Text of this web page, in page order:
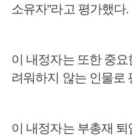
소유자”라고 평가했다.
이 내정자는 또한 중
려워하지 않는 인물로
이 내정자는 부총재 퇴